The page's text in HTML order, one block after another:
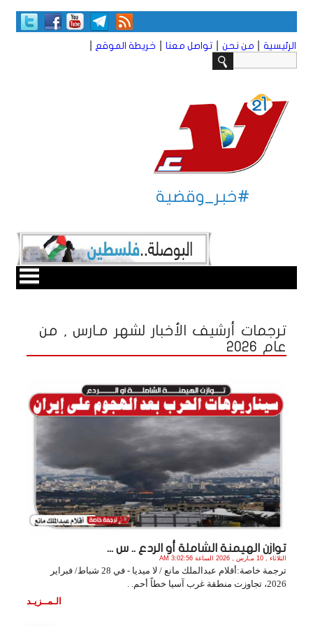
الرئيسية من نحن تواصل معنا خريطة الموقع
#خبر_وقضية
ترجمات أرشيف الأخبار لشهر مـارس , من
عام 2026
توازن الهيمنة الشاملة أو الردع .. س ...
الثلاثاء , 10 مـارس , 2026 الساعة 3:02:56 AM
ترجمة خاصة:أقلام عبدالملك مانع / لا ميديا - في 28 شباط/ فبراير
2026، تجاوزت منطقة غرب آسيا خطاً أحم. .
الـمــزيـد